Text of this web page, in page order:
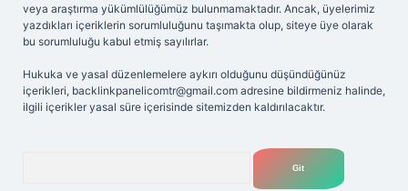
veya araştırma yükümlülüğümüz bulunmamaktadır. Ancak, üyelerimiz
yazdıkları içeriklerin sorumluluğunu taşımakta olup, siteye üye olarak
bu sorumluluğu kabul etmiş sayılırlar.
Hukuka ve yasal düzenlemelere aykırı olduğunu düşündüğünüz
içerikleri, backlinkpanelicomtr@gmail.com adresine bildirmeniz halinde,
ilgili içerikler yasal süre içerisinde sitemizden kaldırılacaktır.